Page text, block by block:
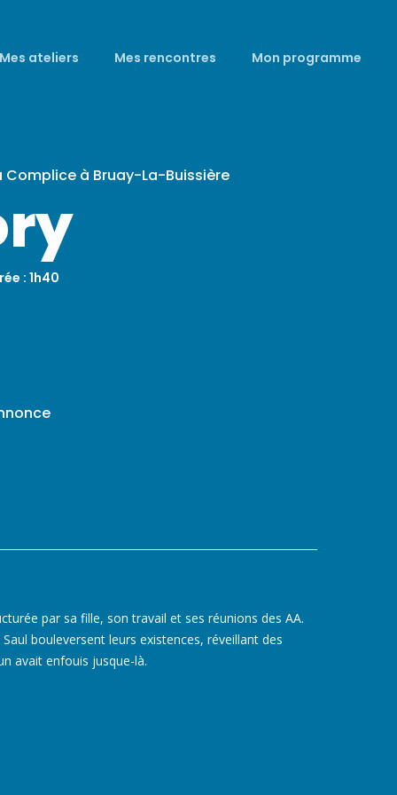
Mes ateliers Mes rencontres Mon programme
Complice à Bruay-La-Buissière
: 1h40
par sa fille, son travail et ses réunions des AA.
bouleversent leurs existences, réveillant des
avait enfouis jusque-là.